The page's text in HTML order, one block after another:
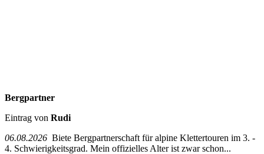
Bergpartner
Eintrag von Rudi
06.08.2026 Biete Bergpartnerschaft für alpine Klettertouren im 3. -
4. Schwierigkeitsgrad. Mein offizielles Alter ist zwar schon...